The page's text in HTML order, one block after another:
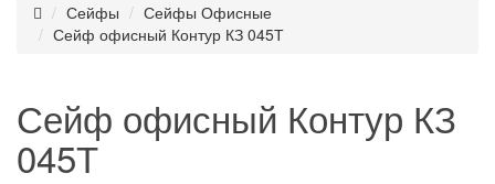
Сейфы
Сейфы Офисные
Сейф офисный Контур КЗ 045Т
Сейф офисный Контур КЗ
045Т